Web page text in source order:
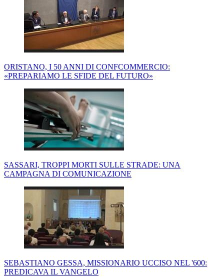
ORISTANO, I 50 ANNI DI CONFCOMMERCIO:
«PREPARIAMO LE SFIDE DEL FUTURO»
SASSARI, TROPPI MORTI SULLE STRADE: UNA
CAMPAGNA DI COMUNICAZIONE
SEBASTIANO GESSA, MISSIONARIO UCCISO NEL '600:
PREDICAVA IL VANGELO